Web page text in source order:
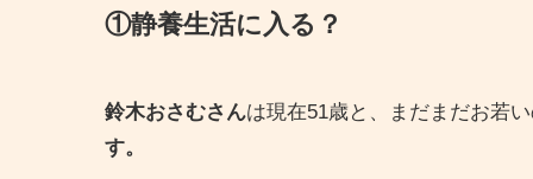
①静養生活に入る？
鈴木おさむさんは現在51歳と、まだまだお若
す。